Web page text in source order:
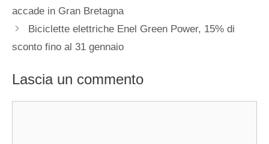
accade in Gran Bretagna
Biciclette elettriche Enel Green Power, 15% di
sconto fino al 31 gennaio
Lascia un commento